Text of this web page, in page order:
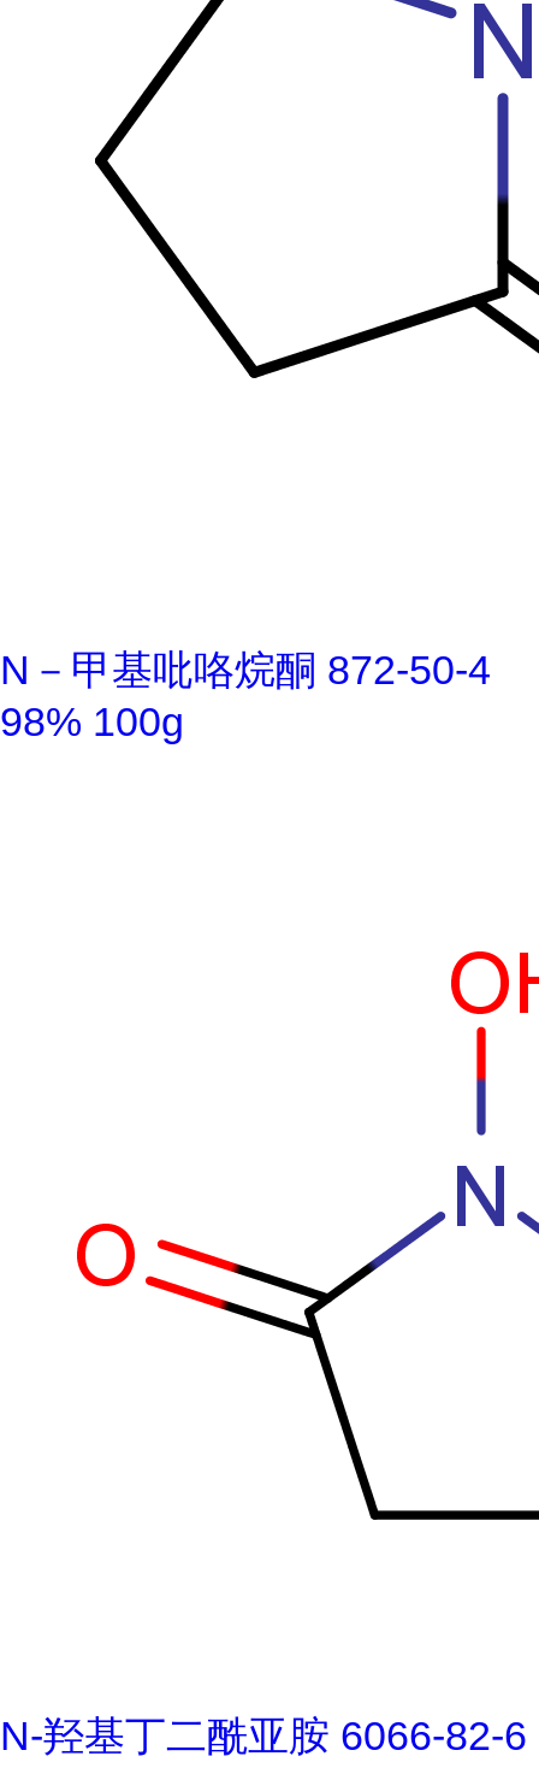
N－甲基吡咯烷酮 872-50-4
98% 100g
N-羟基丁二酰亚胺 6066-82-6